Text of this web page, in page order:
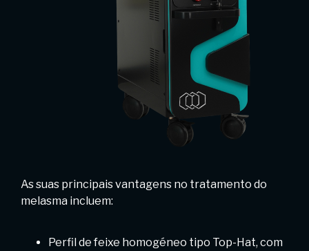
As suas principais vantagens no tratamento do
melasma incluem:
Perfil de feixe homogéneo tipo Top-Hat, com